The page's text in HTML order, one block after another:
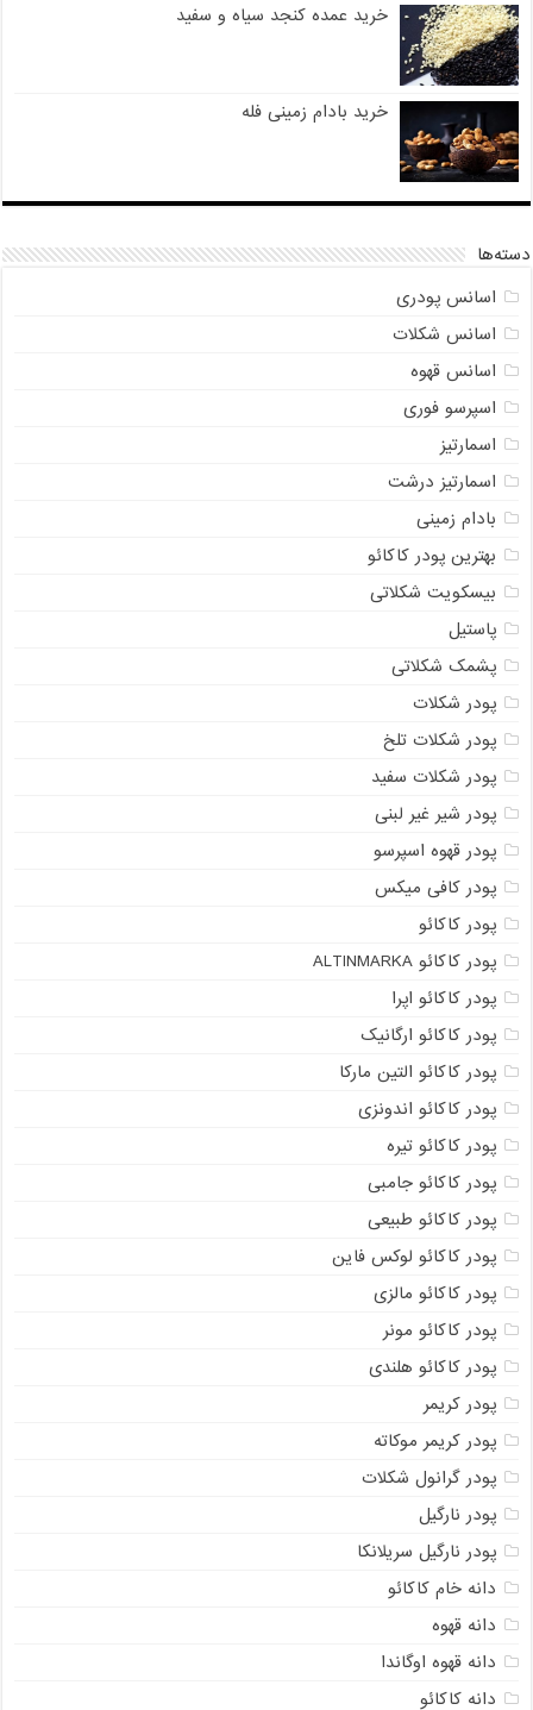
خرید عمده کنجد سیاه و سفید
خرید بادام زمینی فله
دسته‌ها
اسانس پودری
اسانس شکلات
اسانس قهوه
اسپرسو فوری
اسمارتیز
اسمارتیز درشت
بادام زمینی
بهترین پودر کاکائو
بیسکویت شکلاتی
پاستیل
پشمک شکلاتی
پودر شکلات
پودر شکلات تلخ
پودر شکلات سفید
پودر شیر غیر لبنی
پودر قهوه اسپرسو
پودر کافی میکس
پودر کاکائو
پودر کاکائو ALTINMARKA
پودر کاکائو اپرا
پودر کاکائو ارگانیک
پودر کاکائو التین مارکا
پودر کاکائو اندونزی
پودر کاکائو تیره
پودر کاکائو جامبی
پودر کاکائو طبیعی
پودر کاکائو لوکس فاین
پودر کاکائو مالزی
پودر کاکائو مونر
پودر کاکائو هلندی
پودر کریمر
پودر کریمر موکاته
پودر گرانول شکلات
پودر نارگیل
پودر نارگیل سریلانکا
دانه خام کاکائو
دانه قهوه
دانه قهوه اوگاندا
دانه کاکائو